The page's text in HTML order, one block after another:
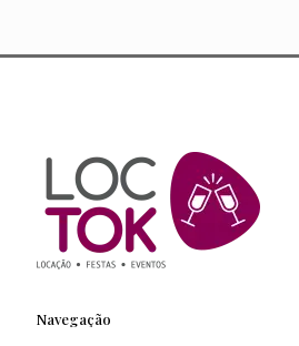
Navegação